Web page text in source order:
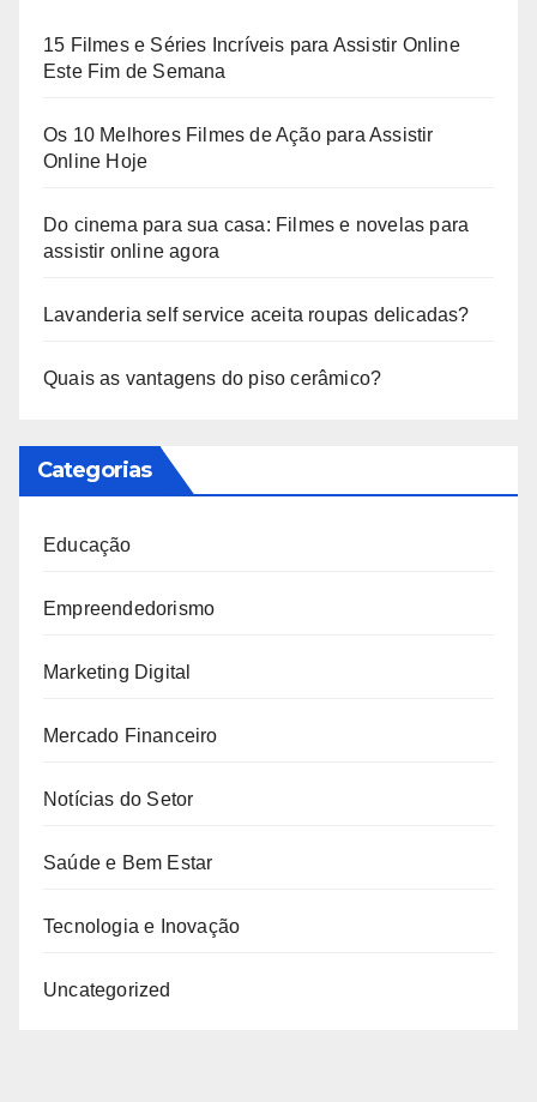
15 Filmes e Séries Incríveis para Assistir Online
Este Fim de Semana
Os 10 Melhores Filmes de Ação para Assistir
Online Hoje
Do cinema para sua casa: Filmes e novelas para
assistir online agora
Lavanderia self service aceita roupas delicadas?
Quais as vantagens do piso cerâmico?
Categorias
Educação
Empreendedorismo
Marketing Digital
Mercado Financeiro
Notícias do Setor
Saúde e Bem Estar
Tecnologia e Inovação
Uncategorized